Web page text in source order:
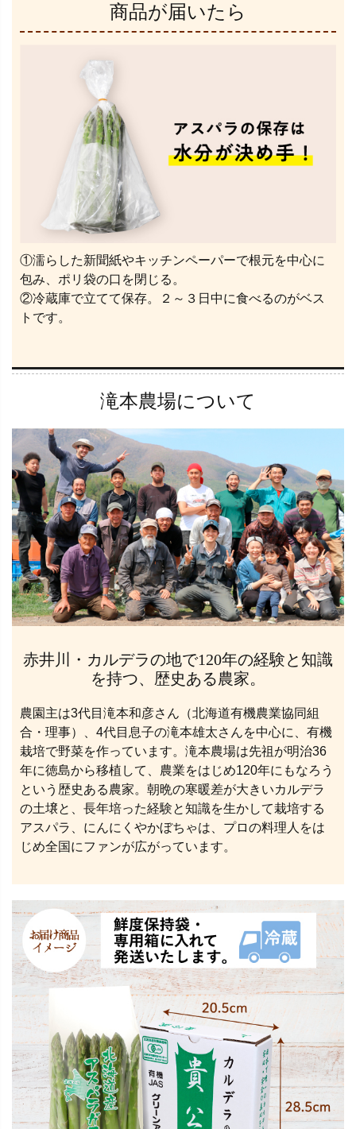
商品が届いたら
①濡らした新聞紙やキッチンペーパーで根元を中心に
包み、ポリ袋の口を閉じる。
②冷蔵庫で立てて保存。２～３日中に食べるのがベス
トです。
滝本農場について
赤井川・カルデラの地で120年の経験と知識
を持つ、歴史ある農家。
農園主は3代目滝本和彦さん（北海道有機農業協同組
合・理事）、4代目息子の滝本雄太さんを中心に、有機
栽培で野菜を作っています。滝本農場は先祖が明治36
年に徳島から移植して、農業をはじめ120年にもなろう
という歴史ある農家。朝晩の寒暖差が大きいカルデラ
の土壌と、長年培った経験と知識を生かして栽培する
アスパラ、にんにくやかぼちゃは、プロの料理人をは
じめ全国にファンが広がっています。